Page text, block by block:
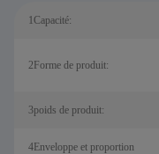
1Capacité:
2Forme de produit:
3poids de produit:
4Enveloppe et proportion